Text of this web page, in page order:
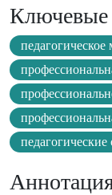
Ключевые
педагогическое
педагогические